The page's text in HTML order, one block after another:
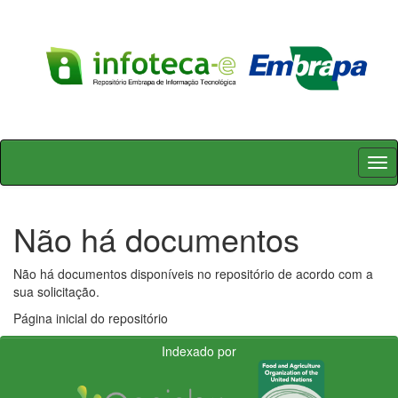
Skip
Não há documentos
Não há documentos disponíveis no repositório de acordo com a
sua solicitação.
Página inicial do repositório
Indexado por